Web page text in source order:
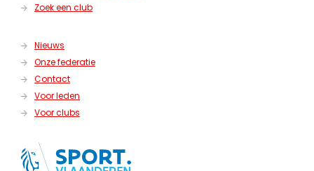
Zoek een club
Nieuws
Onze federatie
Contact
Voor leden
Voor clubs